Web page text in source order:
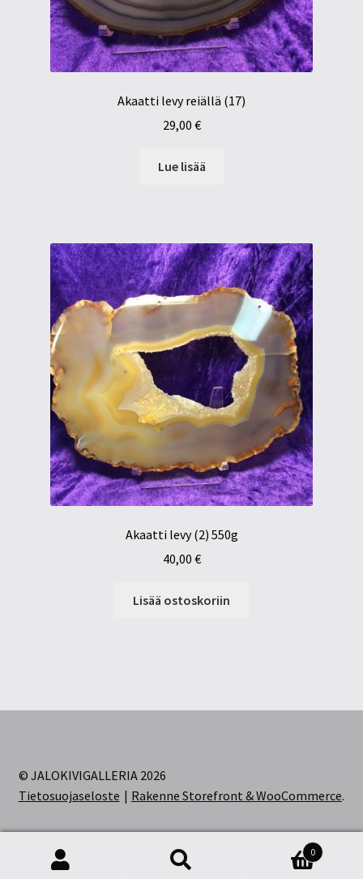
Akaatti levy reiällä (17)
29,00 €
Lue lisää
Akaatti levy (2) 550g
40,00 €
Lisää ostoskoriin
© JALOKIVIGALLERIA 2026
Tietosuojaseloste
Rakenne Storefront & WooCommerce.
0